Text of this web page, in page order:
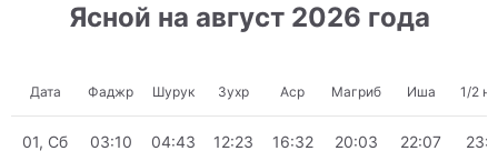
Ясной на август 2026 года
Дата Фаджр Шурук Зухр Аср Магриб Иша 1/2
01, Сб 03:10 04:43 12:23 16:32 20:03 22:07